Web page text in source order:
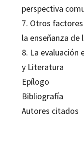
perspectiva
7. Otros
la enseñanza de
8. La evaluación
y Literatura
Epílogo
Bibliografía
Autores citados